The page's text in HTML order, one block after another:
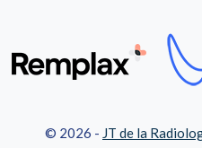
© 2026 - JT de la